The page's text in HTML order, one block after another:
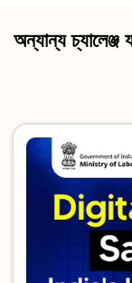
অন্যান্য